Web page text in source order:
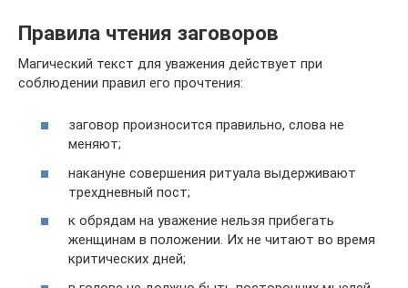
Правила чтения заговоров
Магический текст для уважения действует при
соблюдении правил его прочтения:
заговор произносится правильно, слова не
меняют;
накануне совершения ритуала выдерживают
трехдневный пост;
к обрядам на уважение нельзя прибегать
женщинам в положении. Их не читают во время
критических дней;